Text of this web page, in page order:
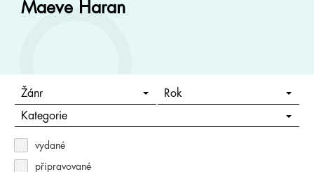
Maeve Haran
Žánr Rok
Kategorie
vydané
připravované